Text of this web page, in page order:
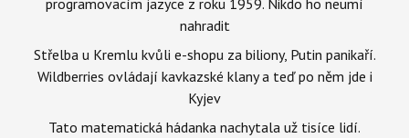
nahradit
Střelba u Kremlu kvůli e-shopu za biliony, Putin panikaří.
Wildberries ovládají kavkazské klany a teď po něm jde i
Kyjev
Tato matematická hádanka nachytala už tisíce lidí.